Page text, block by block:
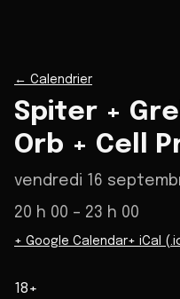
← Calendrier
Spiter +
Orb + Cell
vendredi 16
20 h 00 – 23 h 00
+ Google Calendar+ iCal
18+